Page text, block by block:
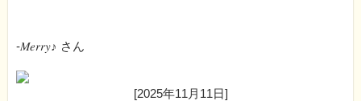
-𝑀𝑒𝑟𝑟𝑦♪ さん
[2025年11月11日]